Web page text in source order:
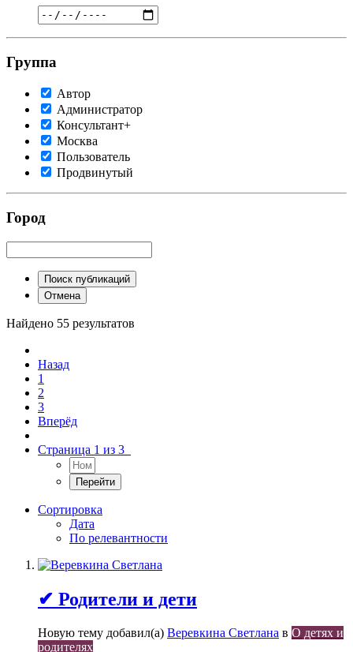
Группа
Автор
Администратор
Консультант+
Москва
Пользователь
Продвинутый
Город
Поиск публикаций
Отмена
Найдено 55 результатов
Назад
1
2
3
Вперёд
Страница 1 из 3
Сортировка
Дата
По релевантности
✔ Родители и дети
Новую тему добавил(а) Веревкина Светлана в О детях и
родителях